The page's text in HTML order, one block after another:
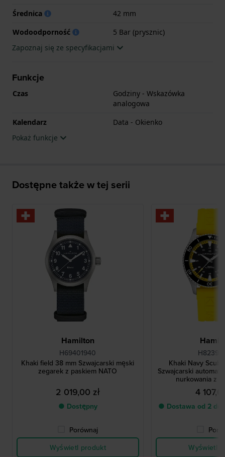
Średnica
42 mm
Wodoodporność
5 Bar (prysznic)
Zapoznaj się ze specyfikacjami
Funkcje
Czas
Godziny - Wskazówka
analogowa
Kalendarz
Data - Okienko
Pokaż funkcje
Dostępne także w tej serii
Hamilton
H69401940
Khaki field 38 mm Szwajcarski męski
zegarek z paskiem NATO
2 019,00 zł
● Dostępny
Porównaj
Wyświetl produkt
Khaki Navy
Szwajcarski
nurkowania z
4
● Dostawa od 2 do
Wyświetl